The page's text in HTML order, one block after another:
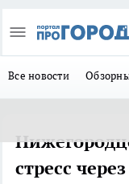
Все новости
стресс